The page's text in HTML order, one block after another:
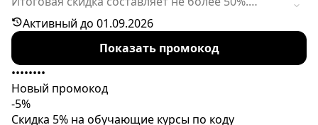
Пользователь должен назвать промокод
менеджеру по телефону при оформлении
заказа. Действие кода специального
предложения ограничено.
Активный до 01.09.2026
Показать промокод
••••••••
Новый промокод
-5%
Скидка 5% на обучающие курсы по коду